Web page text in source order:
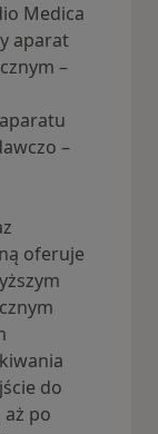
Medica
aparat
–
–
oferuje
do
po